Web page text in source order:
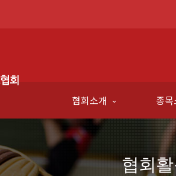
협회소개 종
협회